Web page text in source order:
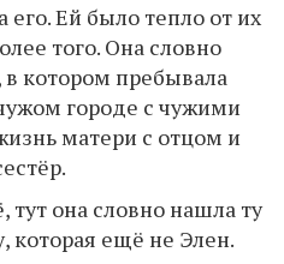
Ей было тепло от их
того. Она словно
в котором пребывала
городе с чужими
матери с отцом и
тут она словно нашла ту
которая ещё не Элен.